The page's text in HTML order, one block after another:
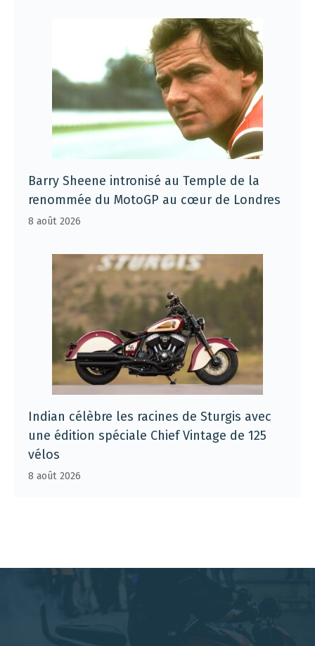
Barry Sheene intronisé au Temple de la
renommée du MotoGP au cœur de Londres
8 août 2026
Indian célèbre les racines de Sturgis avec
une édition spéciale Chief Vintage de 125
vélos
8 août 2026